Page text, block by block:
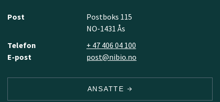
Post
Postboks 115
NO-1431 Ås
Telefon
+ 47 406 04 100
E-post
post@nibio.no
ANSATTE